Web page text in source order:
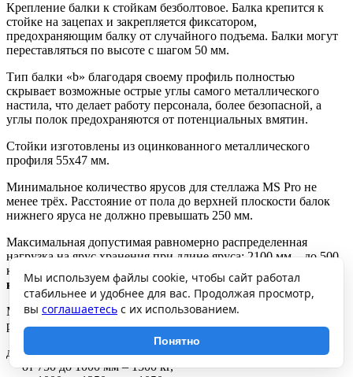
Крепление балки к стойкам безболтовое. Балка крепится к
стойке на зацепах и закрепляется фиксатором,
предохраняющим балку от случайного подъема. Балки могут
переставляться по высоте с шагом 50 мм.
Тип балки «b» благодаря своему профиль полностью
скрывает возможные острые углы самого металлического
настила, что делает работу персонала, более безопасной, а
углы полок предохраняются от потенциальных вмятин.
Стойки изготовлены из оцинкованного металлического
профиля 55х47 мм.
Минимальное количество ярусов для стеллажа MS Pro не
менее трёх. Расстояние от пола до верхней плоскости балок
нижнего яруса не должно превышать 250 мм.
Максимальная допустимая равномерно распределенная
нагрузка на ярус хранения при длине яруса: 2100 мм – до 500
кг.(
обеспечивается при установке 2 стяжек балок на
каждый ярус хранения)
Максимальная допустимая нагрузка на секцию стеллажа при
расстоянии между ярусами хранения по вертикали:
до 750 мм – 2500 кг,
от 750 до 1000 мм – 1500 кг,
Мы используем файлы cookie, чтобы сайт работал
стабильнее и удобнее для вас. Продолжая просмотр,
вы соглашаетесь с их использованием.
Понятно